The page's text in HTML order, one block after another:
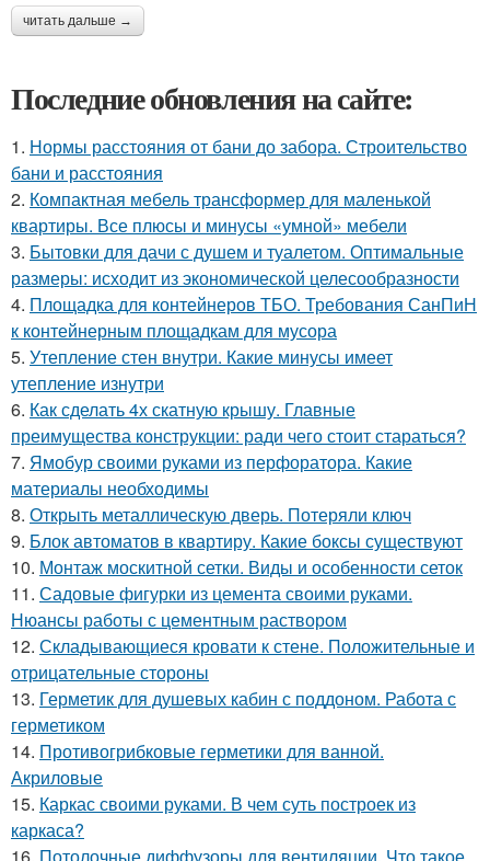
читать дальше →
Последние обновления на сайте:
1. Нормы расстояния от бани до забора. Строительство
бани и расстояния
2. Компактная мебель трансформер для маленькой
квартиры. Все плюсы и минусы «умной» мебели
3. Бытовки для дачи с душем и туалетом. Оптимальные
размеры: исходит из экономической целесообразности
4. Площадка для контейнеров ТБО. Требования СанПиН
к контейнерным площадкам для мусора
5. Утепление стен внутри. Какие минусы имеет
утепление изнутри
6. Как сделать 4х скатную крышу. Главные
преимущества конструкции: ради чего стоит стараться?
7. Ямобур своими руками из перфоратора. Какие
материалы необходимы
8. Открыть металлическую дверь. Потеряли ключ
9. Блок автоматов в квартиру. Какие боксы существуют
10. Монтаж москитной сетки. Виды и особенности сеток
11. Садовые фигурки из цемента своими руками.
Нюансы работы с цементным раствором
12. Складывающиеся кровати к стене. Положительные и
отрицательные стороны
13. Герметик для душевых кабин с поддоном. Работа с
герметиком
14. Противогрибковые герметики для ванной.
Акриловые
15. Каркас своими руками. В чем суть построек из
каркаса?
16. Потолочные диффузоры для вентиляции. Что такое